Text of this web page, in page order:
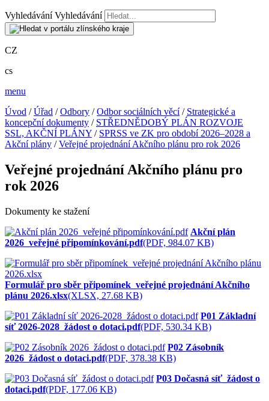
Vyhledávání Vyhledávání
CZ
cs
menu
Úvod /Úřad /Odbory /Odbor sociálních věcí/ Strategické a
koncepční dokumenty / STŘEDNĚDOBÝ PLÁN ROZVOJE
SSL, AKČNÍ PLÁNY / SPRSS ve ZK pro období 2026–2028 a
Akční plány /Veřejné projednání Akčního plánu pro rok 2026
Veřejné projednání Akčního plánu pro
rok 2026
Dokumenty ke stažení
Akční plán
2026_veřejné připomínkování.pdf(PDF, 984.07 KB)
Formulář pro sběr připomínek_veřejné projednání Akčního
plánu 2026.xlsx(XLSX, 27.68 KB)
P01 Základní
síť 2026-2028_žádost o dotaci.pdf(PDF, 530.34 KB)
P02 Zásobník
2026_žádost o dotaci.pdf(PDF, 378.38 KB)
P03 Dočasná síť_žádost o
dotaci.pdf(PDF, 177.06 KB)